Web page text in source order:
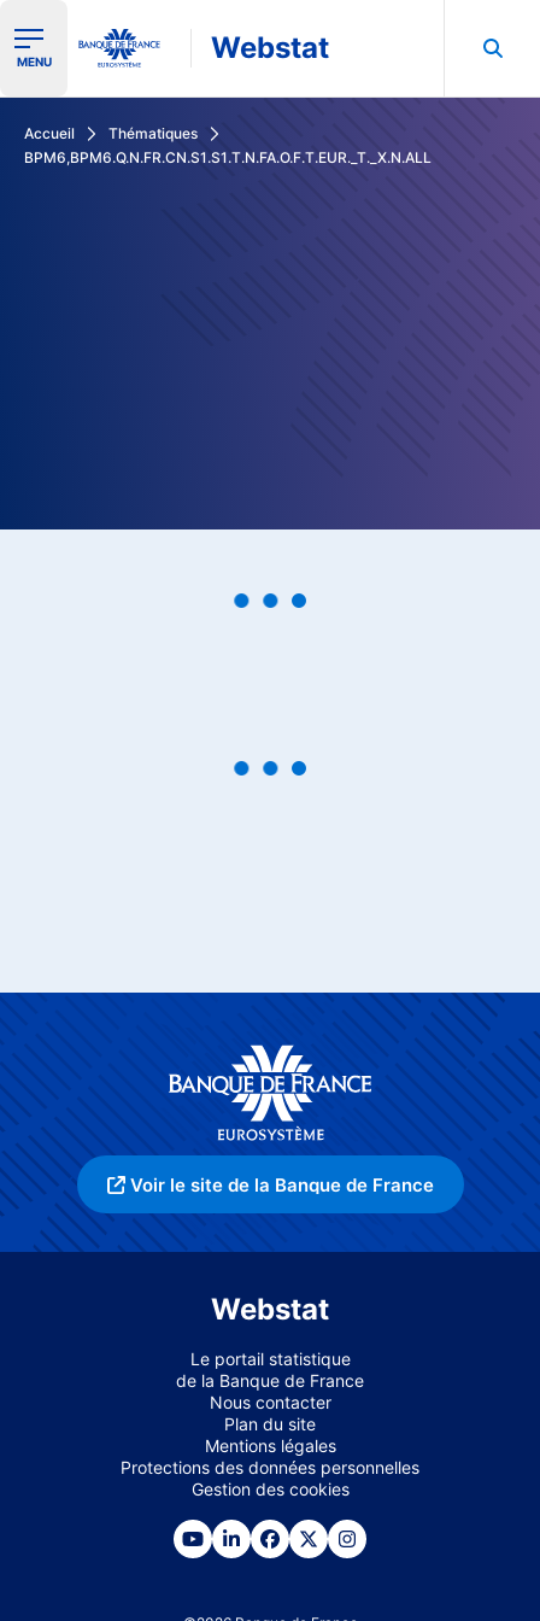
Ouvrir le menu de navigation
MENU Webstat
Accueil
Thématiques
BPM6,BPM6.Q.N.FR.CN.S1.S1.T.N.FA.O.F.T.EUR._T._X.N.ALL
Voir le site de la Banque de France
Webstat
Le portail statistique
de la Banque de France
Nous contacter
Plan du site
Mentions légales
Protections des données personnelles
Gestion des cookies